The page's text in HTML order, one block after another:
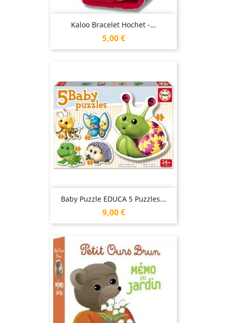
Kaloo Bracelet Hochet -...
Prix
5,00 €
Baby Puzzle EDUCA 5 Puzzles...
Prix
9,00 €